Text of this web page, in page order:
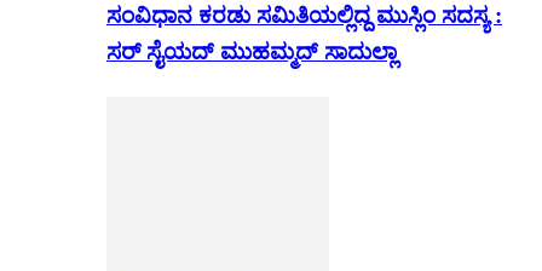
ಸಂವಿಧಾನ ಕರಡು ಸಮಿತಿಯಲ್ಲಿದ್ದ ಮುಸ್ಲಿಂ ಸದಸ್ಯ :
ಸರ್ ಸೈಯದ್ ಮುಹಮ್ಮದ್ ಸಾದುಲ್ಲಾ